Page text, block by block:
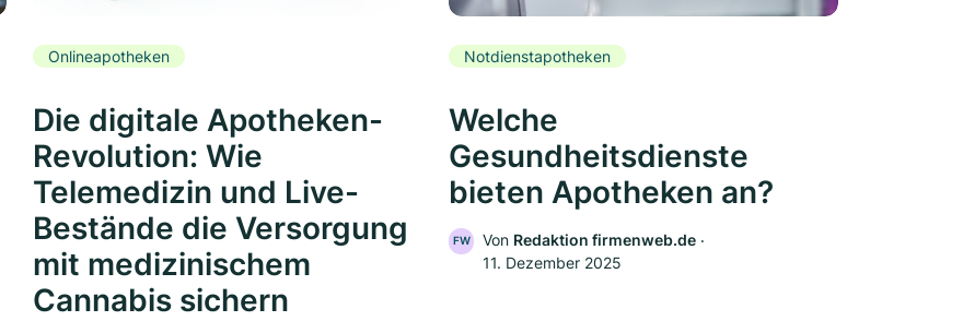
Onlineapotheken
Die digitale Apotheken-
Revolution: Wie
Telemedizin und Live-
Bestände die Versorgung
mit medizinischem
Cannabis sichern
Notdienstapotheken
Welche
Gesundheitsdienste
bieten Apotheken an?
FW Von Redaktion firmenweb.de ‧
11. Dezember 2025